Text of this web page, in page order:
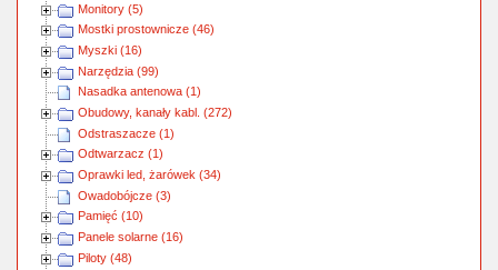
Monitory (5)
Mostki prostownicze (46)
Myszki (16)
Narzędzia (99)
Nasadka antenowa (1)
Obudowy, kanały kabl. (272)
Odstraszacze (1)
Odtwarzacz (1)
Oprawki led, żarówek (34)
Owadobójcze (3)
Pamięć (10)
Panele solarne (16)
Piloty (48)